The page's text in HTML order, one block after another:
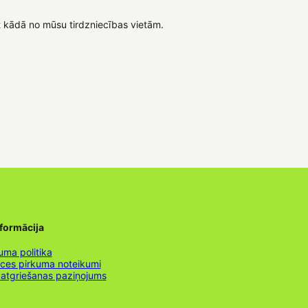
no mūsu tirdzniecības vietām.
politika
pirkuma noteikumi
paziņojums